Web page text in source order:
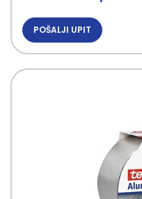
POŠALJI UPIT